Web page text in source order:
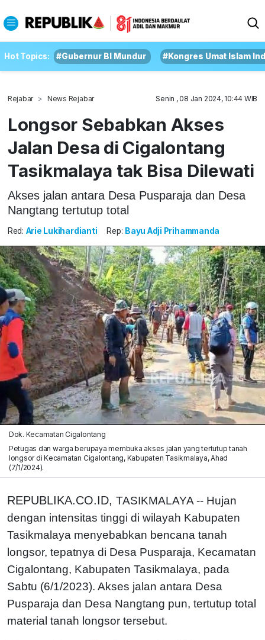
Hot Topics: #Gubernur BI Mundur #Kongres Umat Islam
Rejabar News Rejabar Senin , 08 Jan 2024, 10:44 WIB
Longsor Sebabkan Akses
Jalan Desa di Cigalontang
Tasikmalaya tak Bisa Dilewati
Akses jalan antara Desa Pusparaja dan Desa
Nangtang tertutup total
Red: Arie Lukihardianti Rep: Bayu Adji Prihammanda
Dok. Kecamatan Cigalontang
Petugas dan warga berupaya membuka akses jalan yang tertutup tanah
longsor di Kecamatan Cigalontang, Kabupaten Tasikmalaya, Ahad
(7/1/2024).
REPUBLIKA.CO.ID, TASIKMALAYA -- Hujan
dengan intensitas tinggi di wilayah Kabupaten
Tasikmalaya menyebabkan bencana tanah
longsor, tepatnya di Desa Pusparaja, Kecamatan
Cigalontang, Kabupaten Tasikmalaya, pada
Sabtu (6/1/2023). Akses jalan antara Desa
Pusparaja dan Desa Nangtang pun, tertutup total
material tanah longsor tersebut.